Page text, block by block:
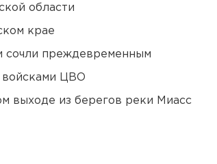
области
крае
сочли преждевременным
войсками ЦВО
выходе из берегов реки Миасс